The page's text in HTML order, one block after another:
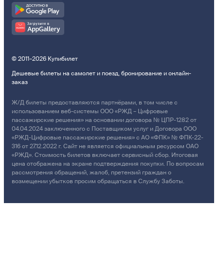
© 2011–2026 Купибилет
Дешевые билеты на самолет и поезд, бронирование и онлайн-
заказ
Ж/Д билеты предоставляются партнёрами, в том числе с
использованием веб-системы ООО «РЖД – Цифровые
пассажирские решения» на основании договора № ЦПР-1282 от
04.04.2024 заключенного с Поставщиком услуг и Договора ООО
«РЖД-Цифровые пассажирские решения» с АО «ФПК» № ФПК-22-
316 от 27.12.2022 г. Сайт не является официальным ресурсом ОАО
«РЖД». Стоимость билетов включает сервисный сбор. Итоговая
цена отображена на экране подтверждения покупки. По вопросам
рассмотрения обращений, жалоб, претензий граждан о
возмещении убытков просим обращаться в Службу Заботы.